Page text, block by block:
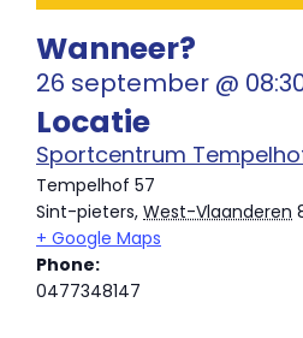
Wanneer?
26 september @
Locatie
Sportcentrum
Tempelhof 57
Sint-pieters, West-Vlaanderen
+ Google Maps
Phone:
0477348147